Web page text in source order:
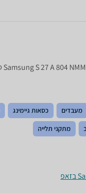
מעבדים כסאות גיימינג
מתקני תלייה